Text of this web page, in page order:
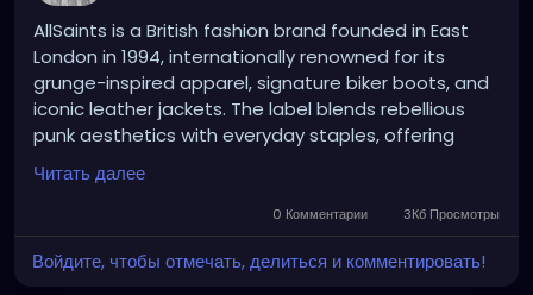
AllSaints is a British fashion brand founded in East
London in 1994, internationally renowned for its
grunge-inspired apparel, signature biker boots, and
iconic leather jackets. The label blends rebellious
punk aesthetics with everyday staples, offering
edgy distressed denim, knitwear, and accessories
for both men and women
Читать далее
0 Комментарии 3Кб Просмотры
Войдите, чтобы отмечать, делиться и комментировать!